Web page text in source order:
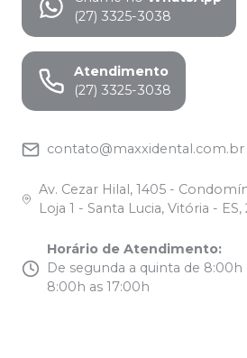
(27) 3325-3038
Atendimento
(27) 3325-3038
contato@maxxidental.com.br
Av. Cezar Hilal, 1405 -
Loja 1 - Santa Lucia, Vitória -
Horário de Atendimento:
De segunda a quinta de 8:00h
8:00h as 17:00h